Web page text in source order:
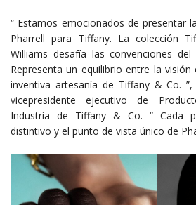
“ Estamos emocionados de presentar
Pharrell para Tiffany. La colección
Williams desafía las convenciones
Representa un equilibrio entre la
inventiva artesanía de Tiffany & Co.
vicepresidente ejecutivo de
Industria de Tiffany & Co. “ Cada
distintivo y el punto de vista único de